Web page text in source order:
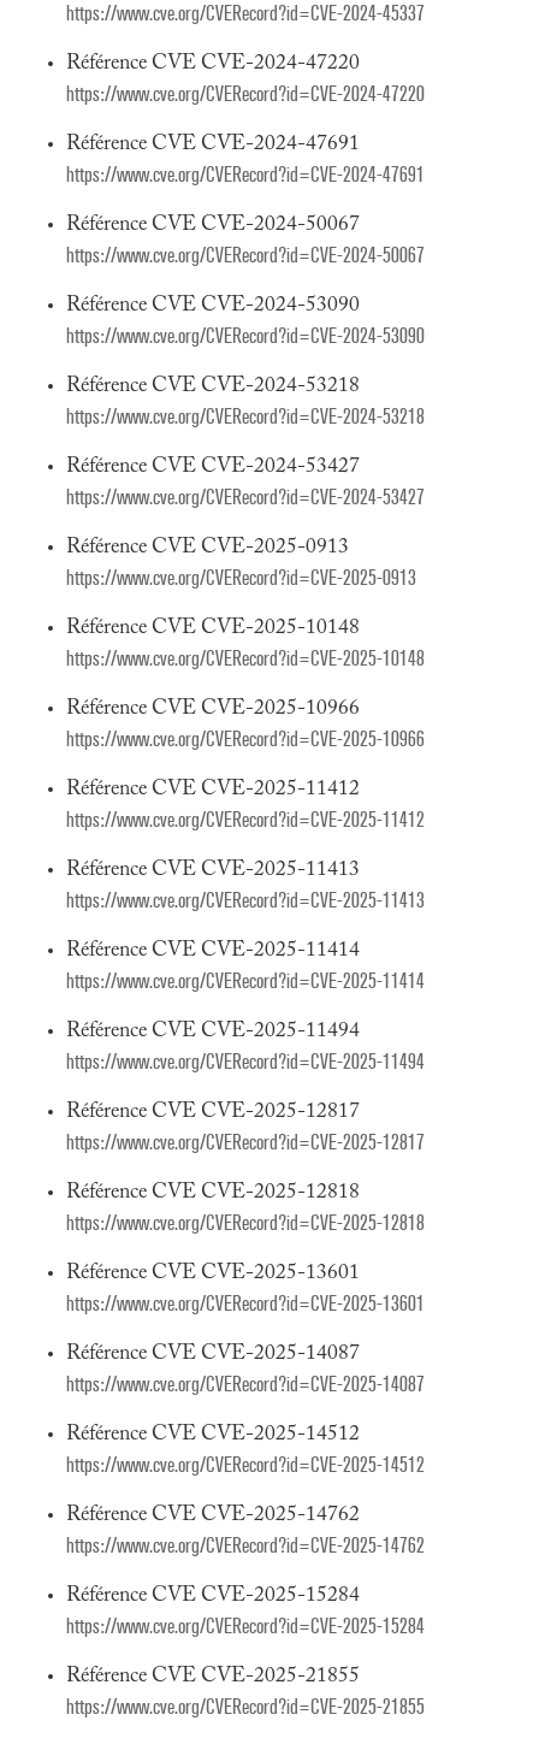
https://www.cve.org/CVERecord?id=CVE-2024-45337
Référence CVE CVE-2024-47220
https://www.cve.org/CVERecord?id=CVE-2024-47220
Référence CVE CVE-2024-47691
https://www.cve.org/CVERecord?id=CVE-2024-47691
Référence CVE CVE-2024-50067
https://www.cve.org/CVERecord?id=CVE-2024-50067
Référence CVE CVE-2024-53090
https://www.cve.org/CVERecord?id=CVE-2024-53090
Référence CVE CVE-2024-53218
https://www.cve.org/CVERecord?id=CVE-2024-53218
Référence CVE CVE-2024-53427
https://www.cve.org/CVERecord?id=CVE-2024-53427
Référence CVE CVE-2025-0913
https://www.cve.org/CVERecord?id=CVE-2025-0913
Référence CVE CVE-2025-10148
https://www.cve.org/CVERecord?id=CVE-2025-10148
Référence CVE CVE-2025-10966
https://www.cve.org/CVERecord?id=CVE-2025-10966
Référence CVE CVE-2025-11412
https://www.cve.org/CVERecord?id=CVE-2025-11412
Référence CVE CVE-2025-11413
https://www.cve.org/CVERecord?id=CVE-2025-11413
Référence CVE CVE-2025-11414
https://www.cve.org/CVERecord?id=CVE-2025-11414
Référence CVE CVE-2025-11494
https://www.cve.org/CVERecord?id=CVE-2025-11494
Référence CVE CVE-2025-12817
https://www.cve.org/CVERecord?id=CVE-2025-12817
Référence CVE CVE-2025-12818
https://www.cve.org/CVERecord?id=CVE-2025-12818
Référence CVE CVE-2025-13601
https://www.cve.org/CVERecord?id=CVE-2025-13601
Référence CVE CVE-2025-14087
https://www.cve.org/CVERecord?id=CVE-2025-14087
Référence CVE CVE-2025-14512
https://www.cve.org/CVERecord?id=CVE-2025-14512
Référence CVE CVE-2025-14762
https://www.cve.org/CVERecord?id=CVE-2025-14762
Référence CVE CVE-2025-15284
https://www.cve.org/CVERecord?id=CVE-2025-15284
Référence CVE CVE-2025-21855
https://www.cve.org/CVERecord?id=CVE-2025-21855